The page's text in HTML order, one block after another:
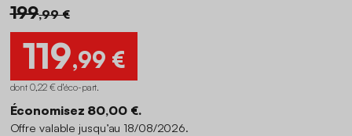
199,99 €
119,99 €
dont 0,22 € d'éco-part.
Économisez 80,00 €.
Offre valable jusqu’au 18/08/2026.